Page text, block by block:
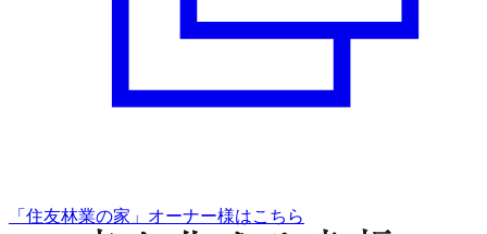
「住友林業の家」オーナー様はこちら